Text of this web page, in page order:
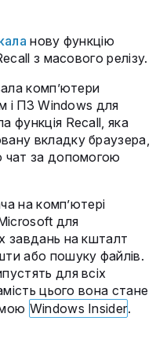
нову функцію
з масового релізу.
комп’ютери
і ПЗ Windows для
функція Recall, яка
вкладку браузера,
чат за допомогою
на комп’ютері
для
завдань на кшталт
або пошуку файлів.
для всіх
цього вона стане
Windows Insider.